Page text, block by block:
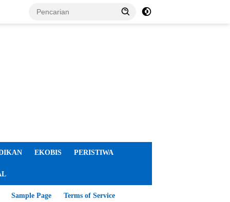
EKOBIS PERISTIWA
Sample Page Terms of Service